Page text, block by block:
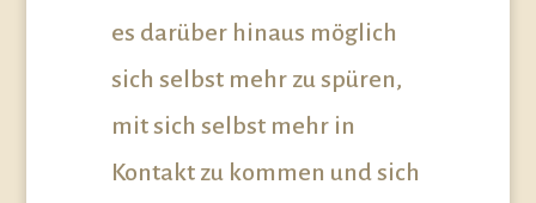
es darüber hinaus möglich
sich selbst mehr zu spüren,
mit sich selbst mehr in
Kontakt zu kommen und sich